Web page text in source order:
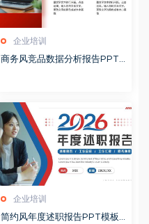
企业培训
商务风竞品数据分析报告PPT
企业培训
简约风年度述职报告PPT模板2